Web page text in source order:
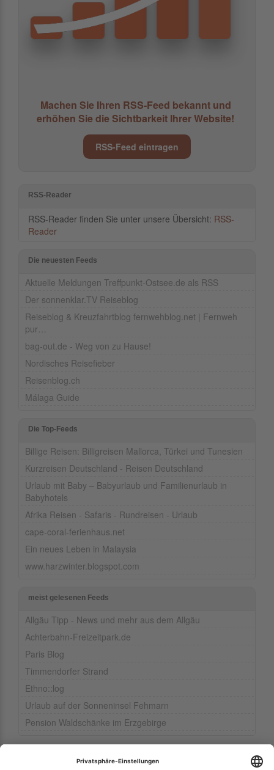
Machen Sie Ihren RSS-Feed bekannt und
erhöhen Sie die Sichtbarkeit Ihrer Website!
RSS-Feed eintragen
RSS-Reader
RSS-Reader finden Sie unter unsere Übersicht: RSS-
Reader
Die neuesten Feeds
Aktuelle Meldungen Treffpunkt-Ostsee.de als RSS
Der sonnenklar.TV Reiseblog
Reiseblog & Kreuzfahrtblog fernwehblog.net | Fernweh
pur…
bag-out.de - Weg von zu Hause!
Nordisches Reisefieber
Reisenblog.ch
Málaga Guide
Die Top-Feeds
Billige Reisen: Billigreisen Mallorca, Türkei und Tunesien
Kurzreisen Deutschland - Reisen Deutschland
Urlaub mit Baby – Babyurlaub und Familienurlaub in
Babyhotels
Afrika Reisen - Safaris - Rundreisen - Urlaub
cape-coral-ferienhaus.net
Ein neues Leben in Malaysia
www.harzwinter.blogspot.com
meist gelesenen Feeds
Allgäu Tipp - News und mehr aus dem Allgäu
Achterbahn-Freizeitpark.de
Paris Blog
Timmendorfer Strand
Ethno::log
Urlaub auf der Sonneninsel Fehmarn
Pension Waldschänke im Erzgebirge